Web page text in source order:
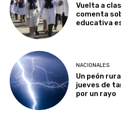
Vuelta a
comenta
educativa
NACIONALES
Un peón
jueves de
por un rayo